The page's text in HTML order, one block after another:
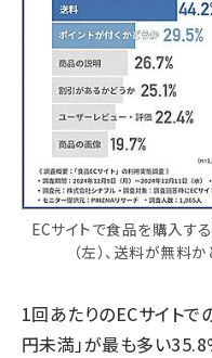
ECサイトで食品を購入す
（左）、送料が無料
1回あたりのECサイト
円未満」が最も多い